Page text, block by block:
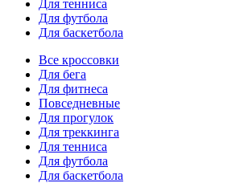
Для тенниса
Для футбола
Для баскетбола
Все кроссовки
Для бега
Для фитнеса
Повседневные
Для прогулок
Для треккинга
Для тенниса
Для футбола
Для баскетбола